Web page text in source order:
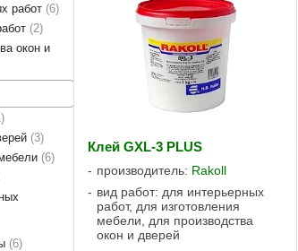
работ 6
2
окон и
3
6
6
Клей GXL-3 PLUS
производитель: Rakoll
вид работ: для интерьерных
работ, для изготовления
мебели, для производства
окон и дверей